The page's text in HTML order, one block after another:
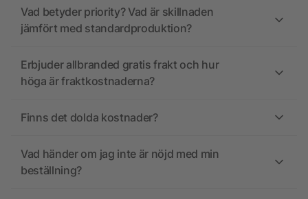
Vad betyder priority? Vad är skillnaden
jämfört med standardproduktion?
Erbjuder allbranded gratis frakt och hur
höga är fraktkostnaderna?
Finns det dolda kostnader?
Vad händer om jag inte är nöjd med min
beställning?